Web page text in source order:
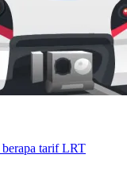
berapa tarif LRT